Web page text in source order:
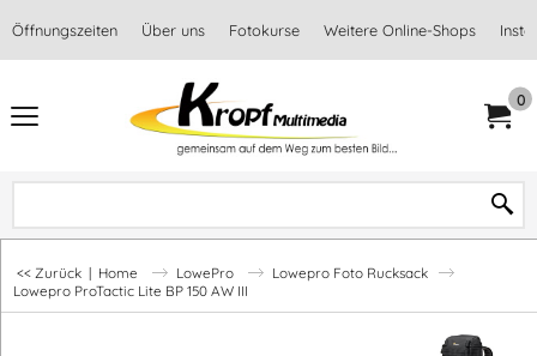
Öffnungszeiten Über uns Fotokurse Weitere Online-Shops
0
<< Zurück | Home LowePro
Lowepro Foto Rucksack
Lowepro ProTactic Lite BP 150 AW III